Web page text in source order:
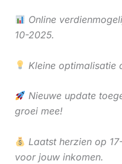
Online
10-2025.
Kleine optimalisatie
Nieuwe update
groei mee!
Laatst herzien op
voor jouw inkomen.